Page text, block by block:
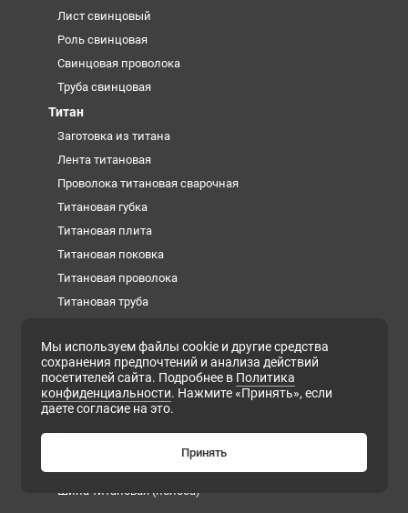
Лист свинцовый
Роль свинцовая
Свинцовая проволока
Труба свинцовая
Титан
Заготовка из титана
Лента титановая
Проволока титановая сварочная
Титановая губка
Титановая плита
Титановая поковка
Титановая проволока
Титановая труба
Титановые слитки (чушки)
Титановый квадрат
Титановый круг
Шина титановая (полоса)
Мы используем файлы cookie и другие средства
сохранения предпочтений и анализа действий
посетителей сайта. Подробнее в Политика
конфиденциальности. Нажмите «Принять», если
даете согласие на это.
Принять